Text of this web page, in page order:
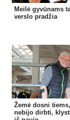
Meilė gyvūnams
verslo pradžia
Žemė dosni
nebijo dirbti,